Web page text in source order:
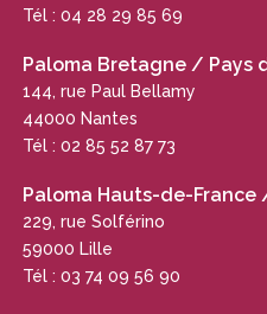
Tél : 04 28 29 85 69
Paloma Bretagne / Pays
144, rue Paul Bellamy
44000 Nantes
Tél : 02 85 52 87 73
Paloma Hauts-de-France
229, rue Solférino
59000 Lille
Tél : 03 74 09 56 90